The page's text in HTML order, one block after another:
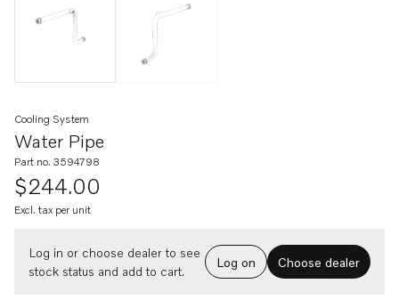
Water Pipe
Cooling System
Part no. 3594798
$244.00
Excl. tax per unit
Log in or choose dealer to see
stock status and add to cart.
Log on Choose dealer